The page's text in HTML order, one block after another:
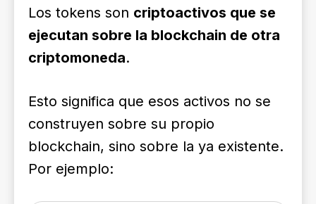
Los tokens son criptoactivos que se
ejecutan sobre la blockchain de otra
criptomoneda.
Esto significa que esos activos no se
construyen sobre su propio
blockchain, sino sobre la ya existente.
Por ejemplo: